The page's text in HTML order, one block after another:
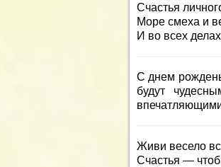
Счастья
Море смеха и
И во всех
С днем
будут
Живи весело
Счастья — чтоб